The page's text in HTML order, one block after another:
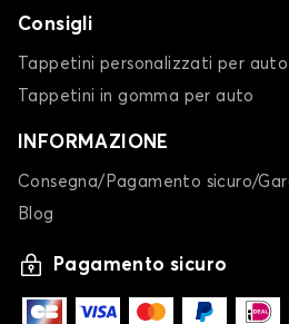
Consigli
Tappetini personalizzati per auto
Tappetini in gomma per auto
INFORMAZIONE
Consegna/Pagamento sicuro/
Blog
Pagamento sicuro